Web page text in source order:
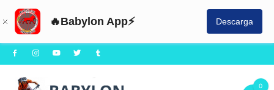
🔥Babylon App⚡ Descarga
Saltar
al
contenido
0